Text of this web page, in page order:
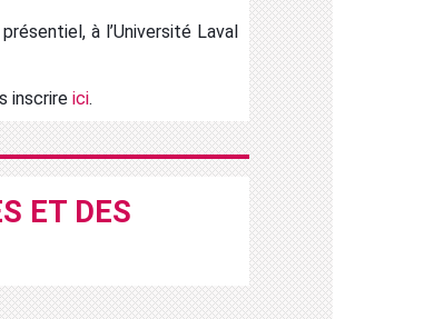
à l’Université Laval
inscrire ici.
ET DES